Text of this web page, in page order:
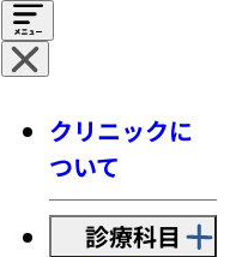
クリニックに
ついて
診療科目